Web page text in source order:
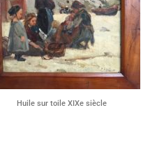
Huile sur toile XIXe siècle